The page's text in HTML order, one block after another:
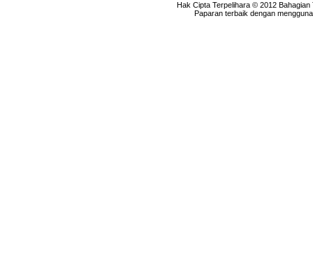
Hak Cipta Terpelihara © 2012
Paparan terbaik dengan